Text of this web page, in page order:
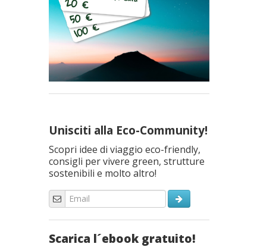
Unisciti alla Eco-Community!
Scopri idee di viaggio eco-friendly,
consigli per vivere green, strutture
sostenibili e molto altro!
Scarica l´ebook gratuito!